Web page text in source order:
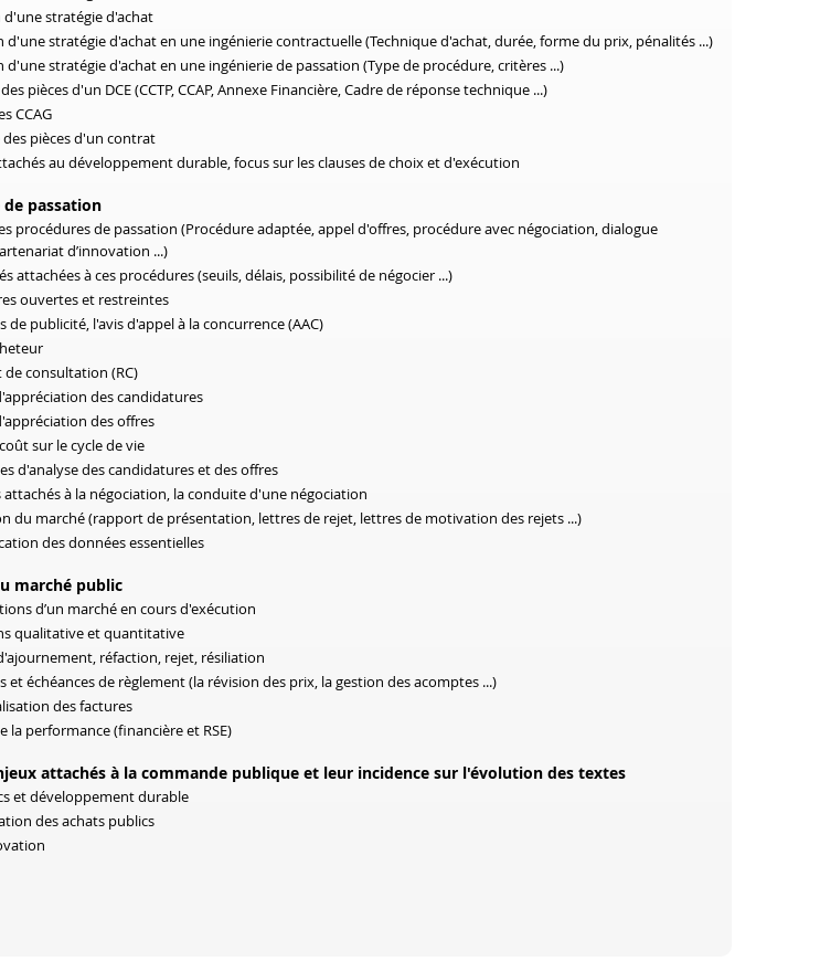
d'une stratégie d'achat
d'une stratégie d'achat en une ingénierie contractuelle (Technique d'achat, durée, forme du prix, pénalités ...)
d'une stratégie d'achat en une ingénierie de passation (Type de procédure, critères ...)
pièces d'un DCE (CCTP, CCAP, Annexe Financière, Cadre de réponse technique ...)
CCAG
des pièces d'un contrat
au développement durable, focus sur les clauses de choix et d'exécution
passation
procédures de passation (Procédure adaptée, appel d'offres, procédure avec négociation, dialogue
d’innovation ...)
attachées à ces procédures (seuils, délais, possibilité de négocier ...)
ouvertes et restreintes
de publicité, l'avis d'appel à la concurrence (AAC)
de consultation (RC)
des candidatures
des offres
sur le cycle de vie
d'analyse des candidatures et des offres
attachés à la négociation, la conduite d'une négociation
du marché (rapport de présentation, lettres de rejet, lettres de motivation des rejets ...)
des données essentielles
marché public
d’un marché en cours d'exécution
qualitative et quantitative
réfaction, rejet, résiliation
et échéances de règlement (la révision des prix, la gestion des acomptes ...)
des factures
la performance (financière et RSE)
attachés à la commande publique et leur incidence sur l'évolution des textes
et développement durable
des achats publics